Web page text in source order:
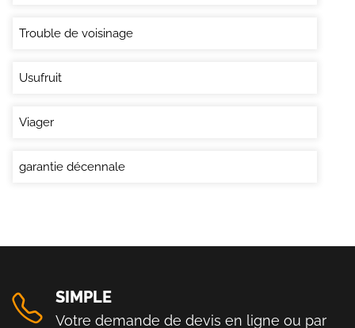
Trouble de voisinage
Usufruit
Viager
garantie décennale
SIMPLE
Votre demande de devis en ligne ou par